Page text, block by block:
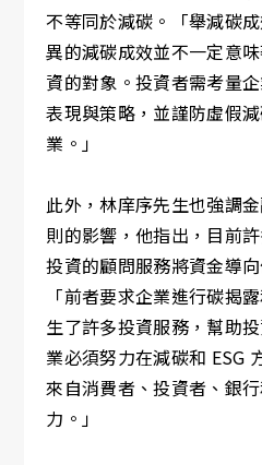
不等同於減碳。「舉減碳
異的減碳成效並不一定意
資的對象。投資者需考量
表現與策略，並謹防虛假
業。」
此外，林庠序先生也強調
則的影響，他指出，目前
投資的顧問服務將資金導
「前者要求企業進行碳揭
生了許多投資服務，幫助
業必須努力在減碳和 ESG
來自消費者、投資者、銀
力。」